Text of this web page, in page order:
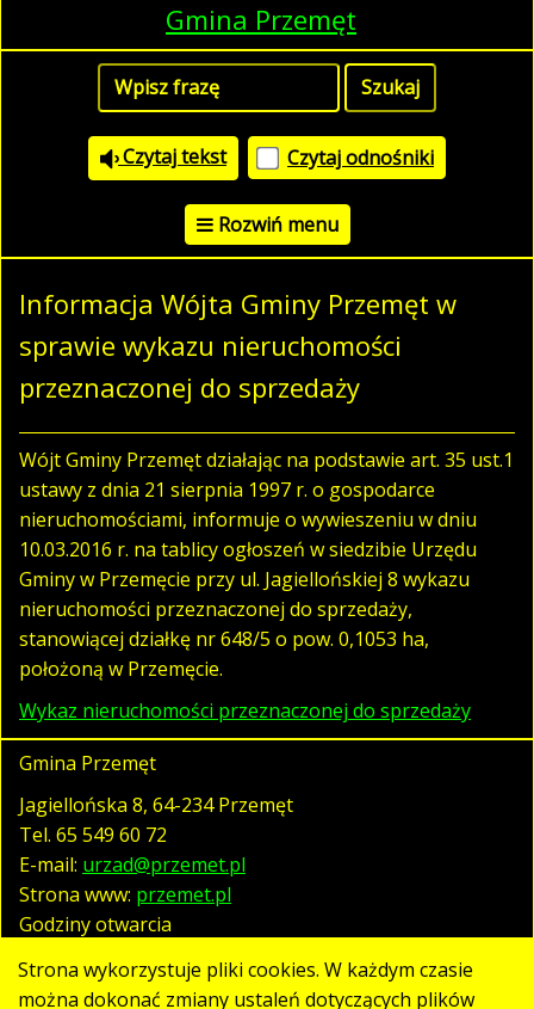
Gmina Przemęt
Czytaj tekst Czytaj odnośniki
Rozwiń menu
Informacja Wójta Gminy Przemęt w
sprawie wykazu nieruchomości
przeznaczonej do sprzedaży
Wójt Gminy Przemęt działając na podstawie art. 35 ust.1
ustawy z dnia 21 sierpnia 1997 r. o gospodarce
nieruchomościami, informuje o wywieszeniu w dniu
10.03.2016 r. na tablicy ogłoszeń w siedzibie Urzędu
Gminy w Przemęcie przy ul. Jagiellońskiej 8 wykazu
nieruchomości przeznaczonej do sprzedaży,
stanowiącej działkę nr 648/5 o pow. 0,1053 ha,
położoną w Przemęcie.
Wykaz nieruchomości przeznaczonej do sprzedaży
Gmina Przemęt
Jagiellońska 8, 64-234 Przemęt
Tel. 65 549 60 72
E-mail: urzad@przemet.pl
Strona www: przemet.pl
Godziny otwarcia
pn. - pt. 07:30 - 15:30
Strona wykorzystuje pliki cookies. W każdym czasie
można dokonać zmiany ustaleń dotyczących plików